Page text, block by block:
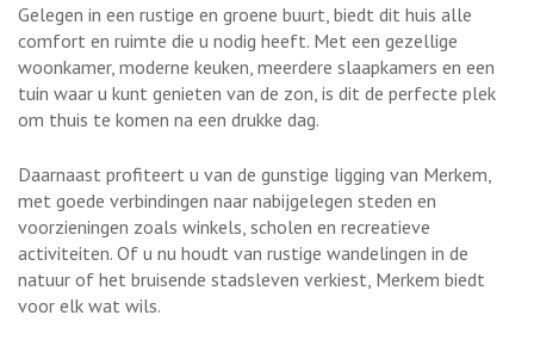
Gelegen in een rustige en groene buurt, biedt dit huis alle
comfort en ruimte die u nodig heeft. Met een gezellige
woonkamer, moderne keuken, meerdere slaapkamers en een
tuin waar u kunt genieten van de zon, is dit de perfecte plek
om thuis te komen na een drukke dag.
Daarnaast profiteert u van de gunstige ligging van Merkem,
met goede verbindingen naar nabijgelegen steden en
voorzieningen zoals winkels, scholen en recreatieve
activiteiten. Of u nu houdt van rustige wandelingen in de
natuur of het bruisende stadsleven verkiest, Merkem biedt
voor elk wat wils.